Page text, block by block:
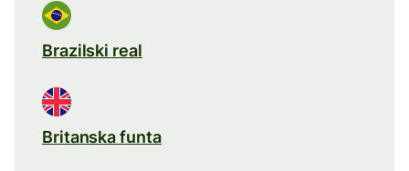
Brazilski real
Britanska funta